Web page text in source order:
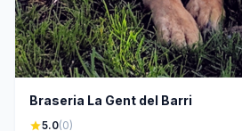
Braseria La Gent del Barri
star5.0(0)